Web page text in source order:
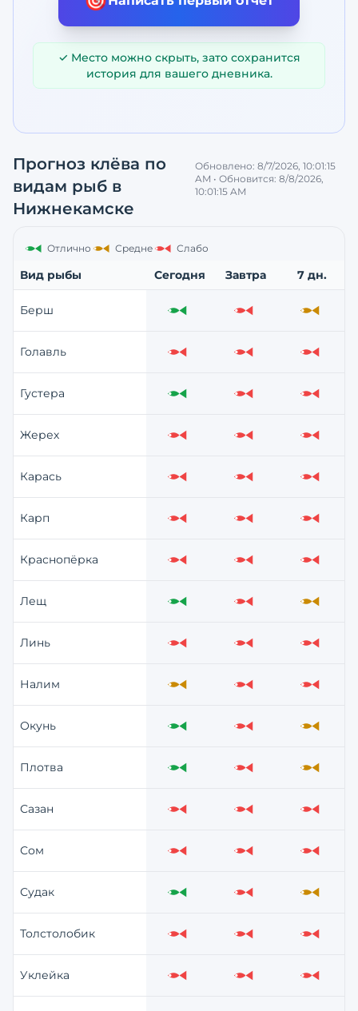
✓ Место можно скрыть, зато сохранится
история для вашего дневника.
Прогноз клёва по
видам рыб в
Нижнекамске
Обновлено: 8/7/2026, 10:01:15
AM • Обновится: 8/8/2026,
10:01:15 AM
Отлично Средне Слабо
Вид рыбы Сегодня Завтра 7 дн.
Берш Отлично Слабо Средне
Голавль Слабо Слабо Слабо
Густера Отлично Слабо Слабо
Жерех Слабо Слабо Слабо
Карась Слабо Слабо Слабо
Карп Слабо Слабо Слабо
Краснопёрка Слабо Слабо Слабо
Лещ Отлично Слабо Средне
Линь Слабо Слабо Слабо
Налим Средне Слабо Слабо
Окунь Отлично Слабо Средне
Плотва Отлично Слабо Средне
Сазан Слабо Слабо Слабо
Сом Слабо Слабо Слабо
Судак Отлично Слабо Средне
Толстолобик Слабо Слабо Слабо
Уклейка Слабо Слабо Слабо